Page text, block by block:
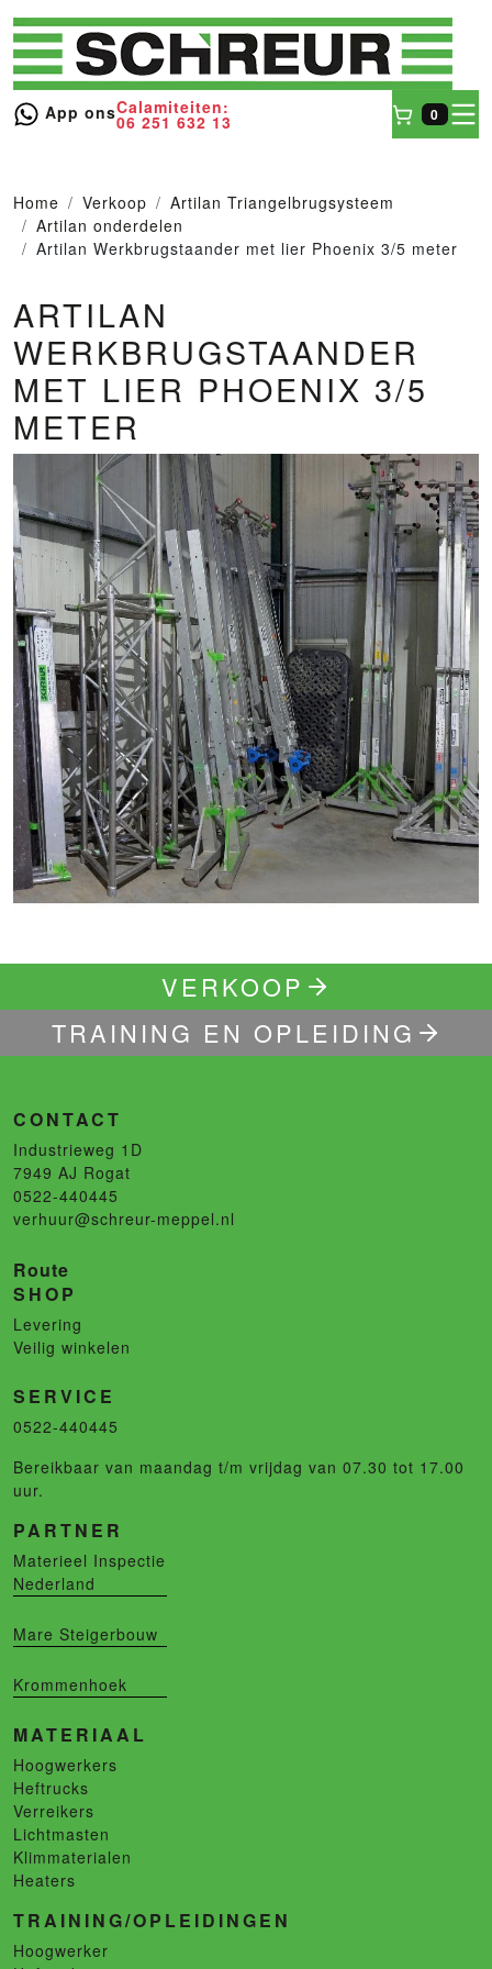
App onsCalamiteiten:
06 251 632 13 0
Home Verkoop
Artilan Triangelbrugsysteem
Artilan onderdelen
Artilan Werkbrugstaander met lier Phoenix 3/5 meter
ARTILAN
WERKBRUGSTAANDER
MET LIER PHOENIX 3/5
METER
VERKOOP
TRAINING EN OPLEIDING
CONTACT
Industrieweg 1D
7949 AJ Rogat
0522-440445
verhuur@schreur-meppel.nl
Route
MATERIAAL
Hoogwerkers
Heftrucks
Verreikers
Lichtmasten
Klimmaterialen
Heaters
SHOP
Levering
Veilig winkelen
SERVICE
0522-440445
Bereikbaar van maandag t/m vrijdag van 07.30 tot 17.00
uur.
PARTNER
Materieel Inspectie
Nederland
Mare Steigerbouw
Krommenhoek
TRAINING/OPLEIDINGEN
Hoogwerker